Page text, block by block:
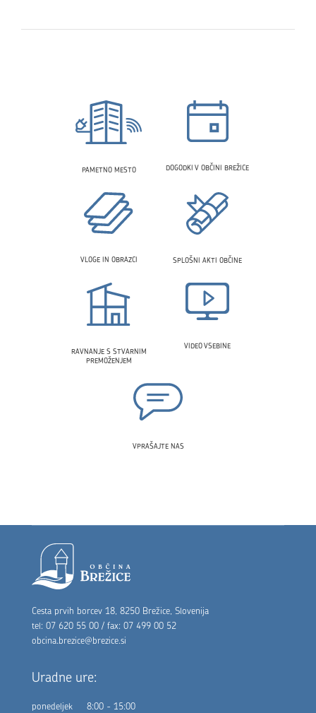
PAMETNO MESTO DOGODKI V OBČINI BREŽICE
VLOGE IN OBRAZCI SPLOŠNI AKTI OBČINE
RAVNANJE S STVARNIM
PREMOŽENJEM
VIDEO VSEBINE
VPRAŠAJTE NAS
Noga strani
Cesta prvih borcev 18, 8250 Brežice, Slovenija
tel: 07 620 55 00 / fax: 07 499 00 52
obcina.brezice@brezice.si
Uradne ure:
ponedeljek 8:00 - 15:00